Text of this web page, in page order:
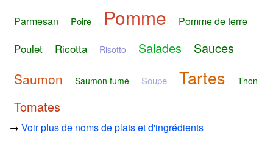
Parmesan Poire Pomme Pomme de terre
Poulet Ricotta Risotto Salades Sauces
Saumon Saumon fumé Soupe Tartes Thon
Tomates
→ Voir plus de noms de plats et d'ingrédients